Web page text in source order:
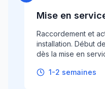
Mise en
Raccordement et
installation. Début
dès la mise en
1-2 semaines